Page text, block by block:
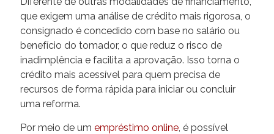
que exigem uma análise de crédito mais rigorosa, o
consignado é concedido com base no salário ou
benefício do tomador, o que reduz o risco de
inadimplência e facilita a aprovação. Isso torna o
crédito mais acessível para quem precisa de
recursos de forma rápida para iniciar ou concluir
uma reforma.
Por meio de um empréstimo online , é possível